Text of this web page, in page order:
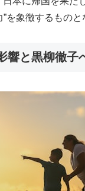
を象徴するものと
響と黒柳徹子